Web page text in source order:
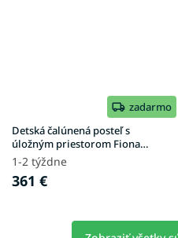
zadarmo
Detská čalúnená posteľ s
úložným priestorom Fiona
90x200 - ružová
1-2 týždne
361 €